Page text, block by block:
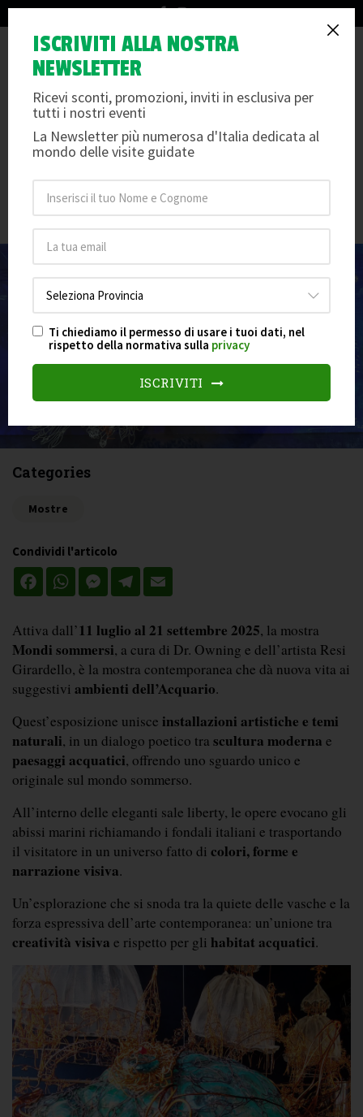
info@arteemusei.com
Alla scoperta dell’Acquario
Civico di Milano: la mostra
Mondi Sommersi
Giovedì 19 giugno 2025 Aurora Liotti
Un viaggio emozionante nel cuore di Milano, dove la
l’Acquario Civico in uno spazio narrativo di arte,
biodiversità e meraviglia marina.
Categories
Mostre
Condividi l'articolo
FacebookWhatsAppMessenger
Telegram
Attiva dall’11 luglio al 21 settembre 2025
Mondi sommersi, a cura di Dr. Owning e dell’artista Resi
Girardello, è la mostra contemporanea che dà nuova vita ai
suggestivi ambienti dell’Acquario.
Quest’esposizione unisce installazioni artistiche e temi
naturali, in un dialogo poetico tra scultura moderna
paesaggi acquatici, offrendo uno sguardo unico e
originale sul mondo sommerso.
All’interno delle eleganti sale liberty, le opere evocano gli
abissi marini richiamando i fondali italiani e trasportando
il visitatore in un universo fatto di colori, forme e
narrazione visiva.
Un’esplorazione che si snoda tra la quiete delle vasche e la
creatività visiva e rispetto per gli habitat acquatici.
ISCRIVITI ALLA NOSTRA
NEWSLETTER
Ricevi sconti, promozioni, inviti in esclusiva per
tutti i nostri eventi
La Newsletter più numerosa d'Italia dedicata al
mondo delle visite guidate
Ti chiediamo il permesso di usare i tuoi dati, nel
rispetto della normativa sulla privacy
ISCRIVITI